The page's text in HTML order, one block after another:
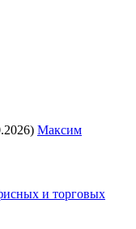
Максим
и торговых